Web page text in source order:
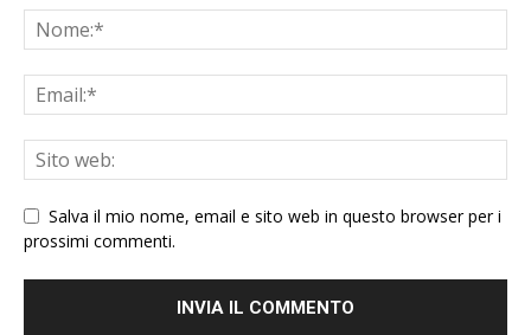
Salva il mio nome, email e sito web in questo browser per i
prossimi commenti.